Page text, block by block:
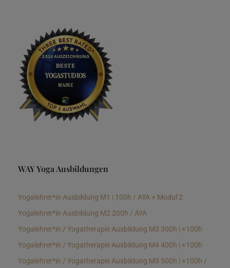
WAY Yoga Ausbildungen
Yogalehrer*in Ausbildung M1 | 100h / AYA + Modul 2
Yogalehrer*in Ausbildung M2 200h / AYA
Yogalehrer*in / Yogatherapie Ausbildung M3 300h | +100h
Yogalehrer*in / Yogatherapie Ausbildung M4 400h | +100h
Yogalehrer*in / Yogatherapie Ausbildung M5 500h | +100h /